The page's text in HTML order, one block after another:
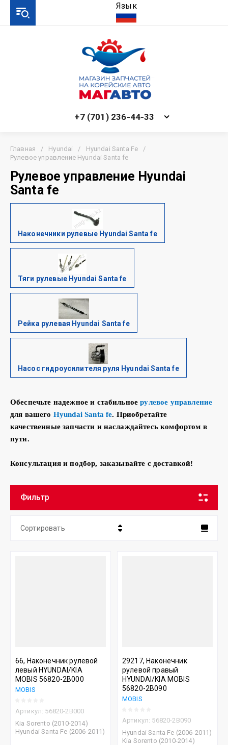
+7 (701) 236-44-33
Главная / Hyundai / Hyundai Santa Fe
/
Рулевое управление Hyundai Santa fe
Рулевое управление Hyundai
Santa fe
Наконечники рулевые Hyundai Santa fe
Тяги рулевые Hyundai Santa fe
Рейка рулевая Hyundai Santa fe
Насос гидроусилителя руля Hyundai Santa fe
Обеспечьте надежное и стабильноерулевое управление
для вашего Hyundai Santa fe. Приобретайте
качественные запчасти и наслаждайтесь комфортом в
пути.
Консультация и подбор, заказывайте с доставкой!
Фильтр
Сортировать
66, Наконечник рулевой
левый HYUNDAI/KIA
MOBIS 56820-2B000
MOBIS
Артикул: 56820-2B000
Kia Sorento (2010-2014)
Hyundai Santa Fe (2006-2011)
29217, Наконечник
рулевой правый
HYUNDAI/KIA MOBIS
56820-2B090
MOBIS
Артикул: 56820-2B090
Hyundai Santa Fe (2006-2011)
Kia Sorento (2010-2014)
Язык